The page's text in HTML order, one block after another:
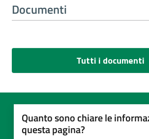
Documenti
Tutti i documenti
Quanto sono chiare le
questa pagina?